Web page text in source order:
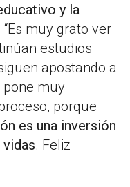
y la
“Es muy grato ver
estudios
apostando a
muy
porque
es una inversión
. Feliz